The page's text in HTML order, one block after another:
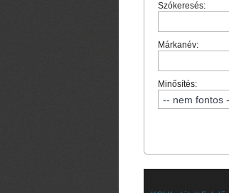
Szókeresés:
Márkanév:
Minősítés: